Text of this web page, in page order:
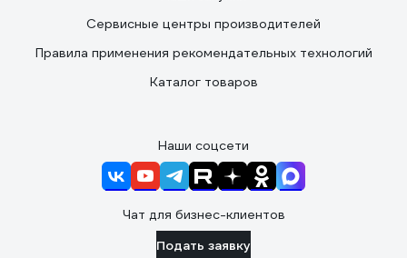
Сервисные центры производителей
Правила применения рекомендательных технологий
Каталог товаров
Наши соцсети
Чат для бизнес-клиентов
Подать заявку